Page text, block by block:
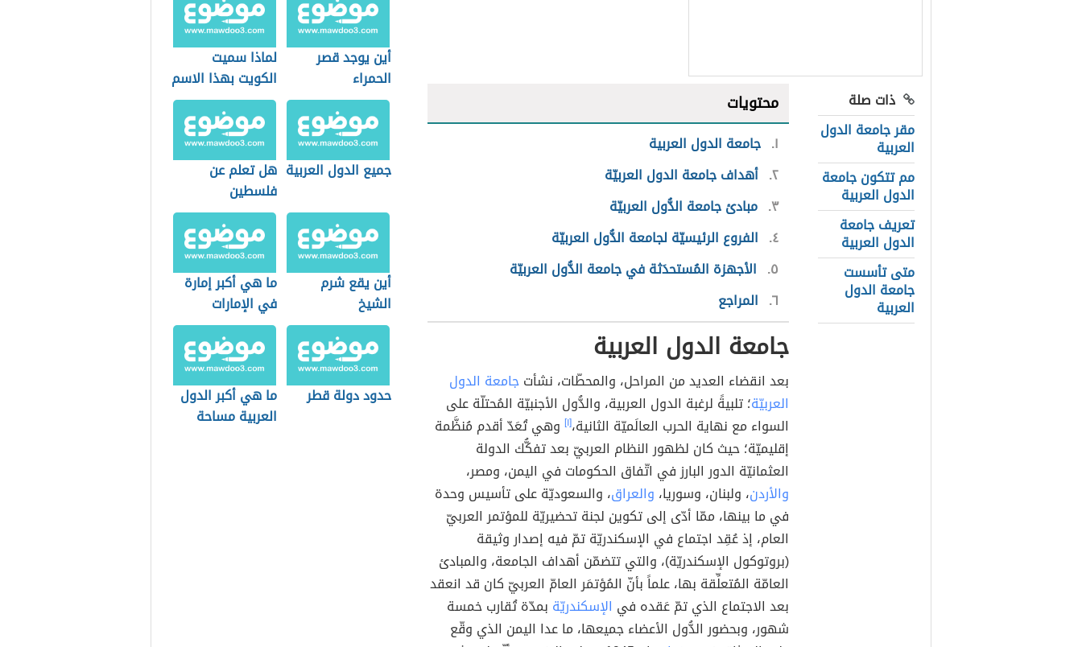
ذات صلة
مقر جامعة الدول
العربية
مم تتكون جامعة
الدول العربية
تعريف جامعة
الدول العربية
متى تأسست
جامعة الدول
العربية
محتويات
١ جامعة الدول العربية
٢ أهداف جامعة الدول العربيّة
٣ مبادئ جامعة الدُّول العربيّة
٤ الفروع الرئيسيّة لجامعة الدُّول العربيّة
٥ الأجهزة المُستحدَثة في جامعة الدُّول العربيّة
٦ المراجع
جامعة الدول العربية
بعد انقضاء العديد من المراحل، والمحطّات، نشأتجامعة الدول
العربيّة؛ تلبيةً لرغبة الدول العربية، والدُّول الأجنبيّة المُحتلّة على
السواء مع نهاية الحرب العالَميّة الثانية،[١] وهي تُعَدّ أقدم مُنظَّمة
إقليميّة؛ حيث كان لظهور النظام العربيّ بعد تفكُّك الدولة
العثمانيّة الدور البارز في اتّفاق الحكومات في اليمن، ومصر،
والأردن، ولبنان، وسوريا، والعراق، والسعوديّة على تأسيس وحدة
في ما بينها، ممّا أدّى إلى تكوين لجنة تحضيريّة للمؤتمر العربيّ
العام، إذ عُقِد اجتماع في الإسكندريّة تمّ فيه إصدار وثيقة
(بروتوكول الإسكندريّة)، والتي تتضمّن أهداف الجامعة، والمبادئ
العامّة المُتعلِّقة بها، علماً بأنّ المُؤتمَر العامّ العربيّ كان قد انعقد
بعد الاجتماع الذي تمّ عَقده في الإسكندريّة بمدّة تُقارب خمسة
شهور، وبحضور الدُّول الأعضاء جميعها، ما عدا اليمن الذي وقّع
أين يوجد قصر
الحمراء
لماذا سميت
الكويت بهذا الاسم
جميع الدول العربية هل تعلم عن
فلسطين
أين يقع شرم
الشيخ
ما هي أكبر إمارة
في الإمارات
حدود دولة قطر
ما هي أكبر الدول
العربية مساحة